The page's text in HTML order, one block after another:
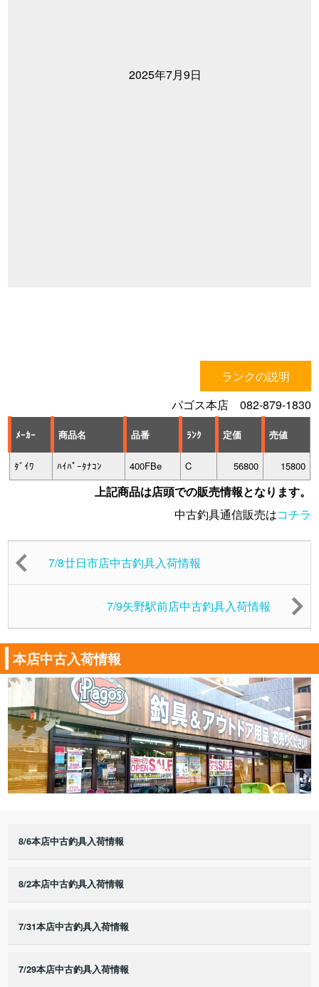
2025年7月9日
ランクの説明
パゴス本店 082-879-1830
ﾒｰｶｰ 商品名 品番 ﾗﾝｸ 定価 売値
ﾀﾞｲﾜ ﾊｲﾊﾟｰﾀﾅｺﾝ 400FBe C 56800 15800
上記商品は店頭での販売情報となります。
中古釣具通信販売はコチラ
7/8廿日市店中古釣具入荷情報
7/9矢野駅前店中古釣具入荷情報
本店中古入荷情報
8/6本店中古釣具入荷情報
8/2本店中古釣具入荷情報
7/31本店中古釣具入荷情報
7/29本店中古釣具入荷情報